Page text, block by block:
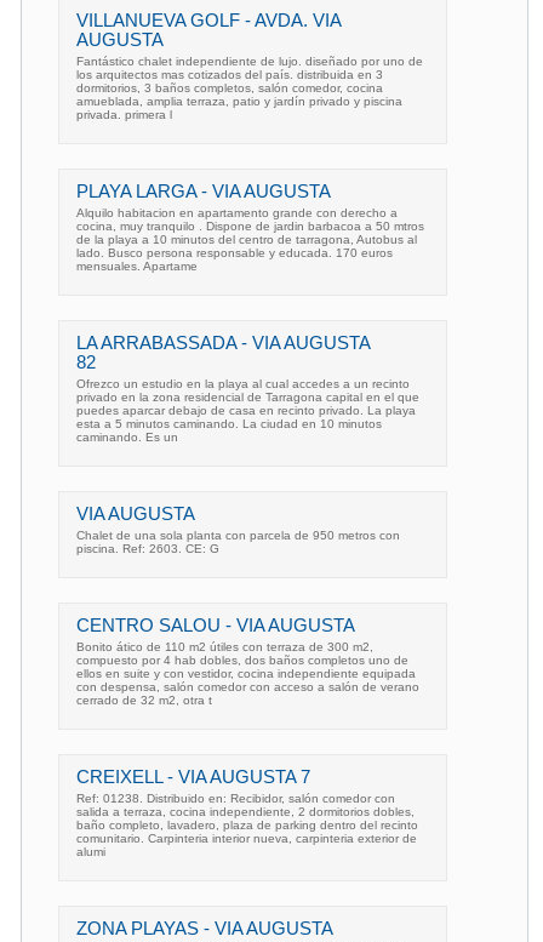
VILLANUEVA GOLF - AVDA. VIA
AUGUSTA
Fantástico chalet independiente de lujo. diseñado por uno de
los arquitectos mas cotizados del país. distribuida en 3
dormitorios, 3 baños completos, salón comedor, cocina
amueblada, amplia terraza, patio y jardín privado y piscina
privada. primera l
PLAYA LARGA - VIA AUGUSTA
Alquilo habitacion en apartamento grande con derecho a
cocina, muy tranquilo . Dispone de jardin barbacoa a 50 mtros
de la playa a 10 minutos del centro de tarragona, Autobus al
lado. Busco persona responsable y educada. 170 euros
mensuales. Apartame
LA ARRABASSADA - VIA AUGUSTA
82
Ofrezco un estudio en la playa al cual accedes a un recinto
privado en la zona residencial de Tarragona capital en el que
puedes aparcar debajo de casa en recinto privado. La playa
esta a 5 minutos caminando. La ciudad en 10 minutos
caminando. Es un
VIA AUGUSTA
Chalet de una sola planta con parcela de 950 metros con
piscina. Ref: 2603. CE: G
CENTRO SALOU - VIA AUGUSTA
Bonito ático de 110 m2 útiles con terraza de 300 m2,
compuesto por 4 hab dobles, dos baños completos uno de
ellos en suite y con vestidor, cocina independiente equipada
con despensa, salón comedor con acceso a salón de verano
cerrado de 32 m2, otra t
CREIXELL - VIA AUGUSTA 7
Ref: 01238. Distribuido en: Recibidor, salón comedor con
salida a terraza, cocina independiente, 2 dormitorios dobles,
baño completo, lavadero, plaza de parking dentro del recinto
comunitario. Carpinteria interior nueva, carpinteria exterior de
alumi
ZONA PLAYAS - VIA AUGUSTA